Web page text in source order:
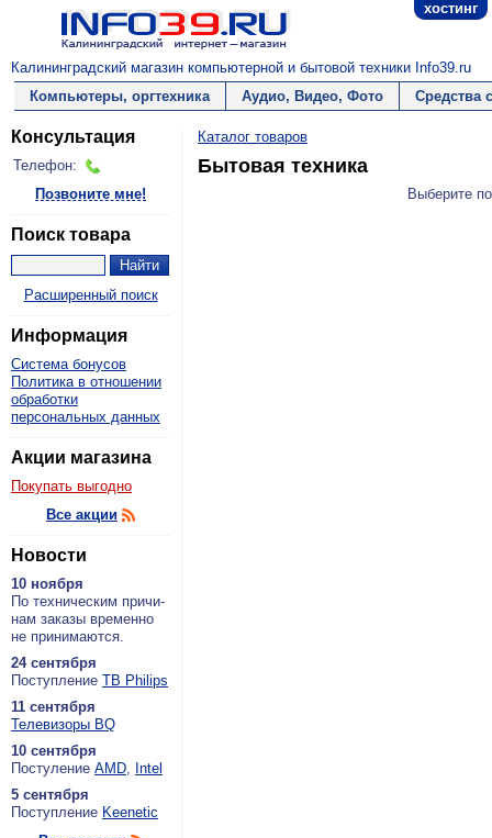
хостинг
Калининградский магазин компьютерной и бытовой техники Info39.ru
Компьютеры, оргтехника
Аудио, Видео, Фото Средства
Консультация
Телефон:
Позвоните мне!
Поиск товара
Расширенный поиск
Информация
Система бонусов
Политика в отношении
обработки
персональных данных
Акции магазина
Покупать выгодно
Все акции
Новости
10 ноября
По тех­ни­че­ским при­чи­
нам за­ка­зы вре­мен­но
не при­ни­ма­ют­ся.
24 сентября
По­ступ­ле­ние ТВ Philips
11 сентября
Теле­ви­зо­ры BQ
10 сентября
По­сту­ле­ние AMD, Intel
5 сентября
По­ступ­ле­ние Keenetic
Каталог товаров
Бытовая техника
Выберите